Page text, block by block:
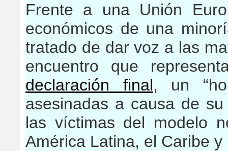
Frente a una Unión
económicos de una
tratado de dar voz a las
encuentro que
declaración final, un
asesinadas a causa de
las víctimas del modelo
América Latina, el Caribe y